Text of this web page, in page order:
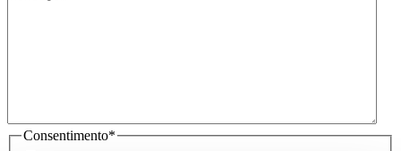
Consentimento*